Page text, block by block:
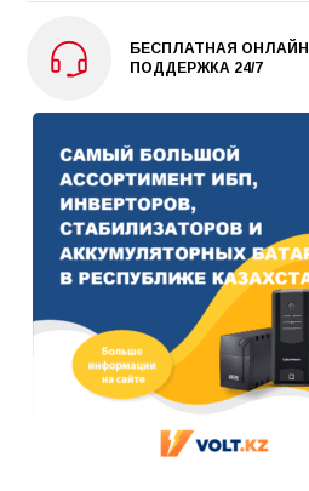
БЕСПЛАТНАЯ ОНЛАЙН
ПОДДЕРЖКА 24/7